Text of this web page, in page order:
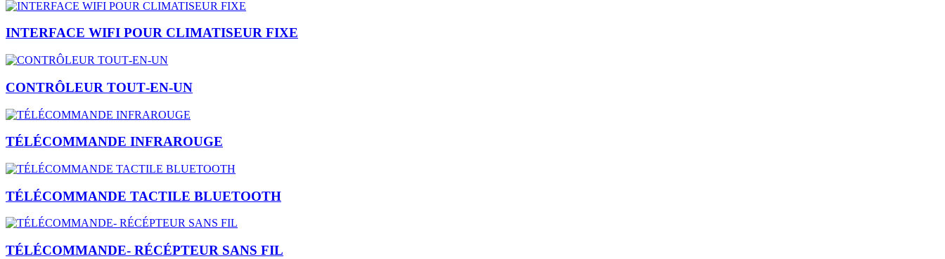
INTERFACE WIFI POUR CLIMATISEUR FIXE
CONTRÔLEUR TOUT‑EN‑UN
TÉLÉCOMMANDE INFRAROUGE
TÉLÉCOMMANDE TACTILE BLUETOOTH
TÉLÉCOMMANDE- RÉCÉPTEUR SANS FIL